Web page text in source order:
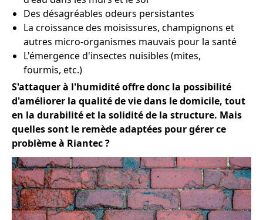
Des désagréables odeurs persistantes
La croissance des moisissures, champignons et
autres micro-organismes mauvais pour la santé
L'émergence d'insectes nuisibles (mites,
fourmis, etc.)
S'attaquer à l'humidité offre donc la possibilité
d'améliorer la qualité de vie dans le domicile, tout
en la durabilité et la solidité de la structure. Mais
quelles sont le remède adaptées pour gérer ce
problème à Riantec ?